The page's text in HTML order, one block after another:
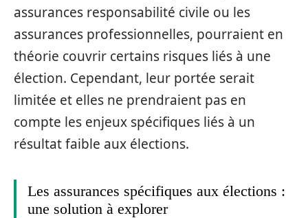
assurances responsabilité civile ou les
assurances professionnelles, pourraient en
théorie couvrir certains risques liés à une
élection. Cependant, leur portée serait
limitée et elles ne prendraient pas en
compte les enjeux spécifiques liés à un
résultat faible aux élections.
Les assurances spécifiques aux élections :
une solution à explorer